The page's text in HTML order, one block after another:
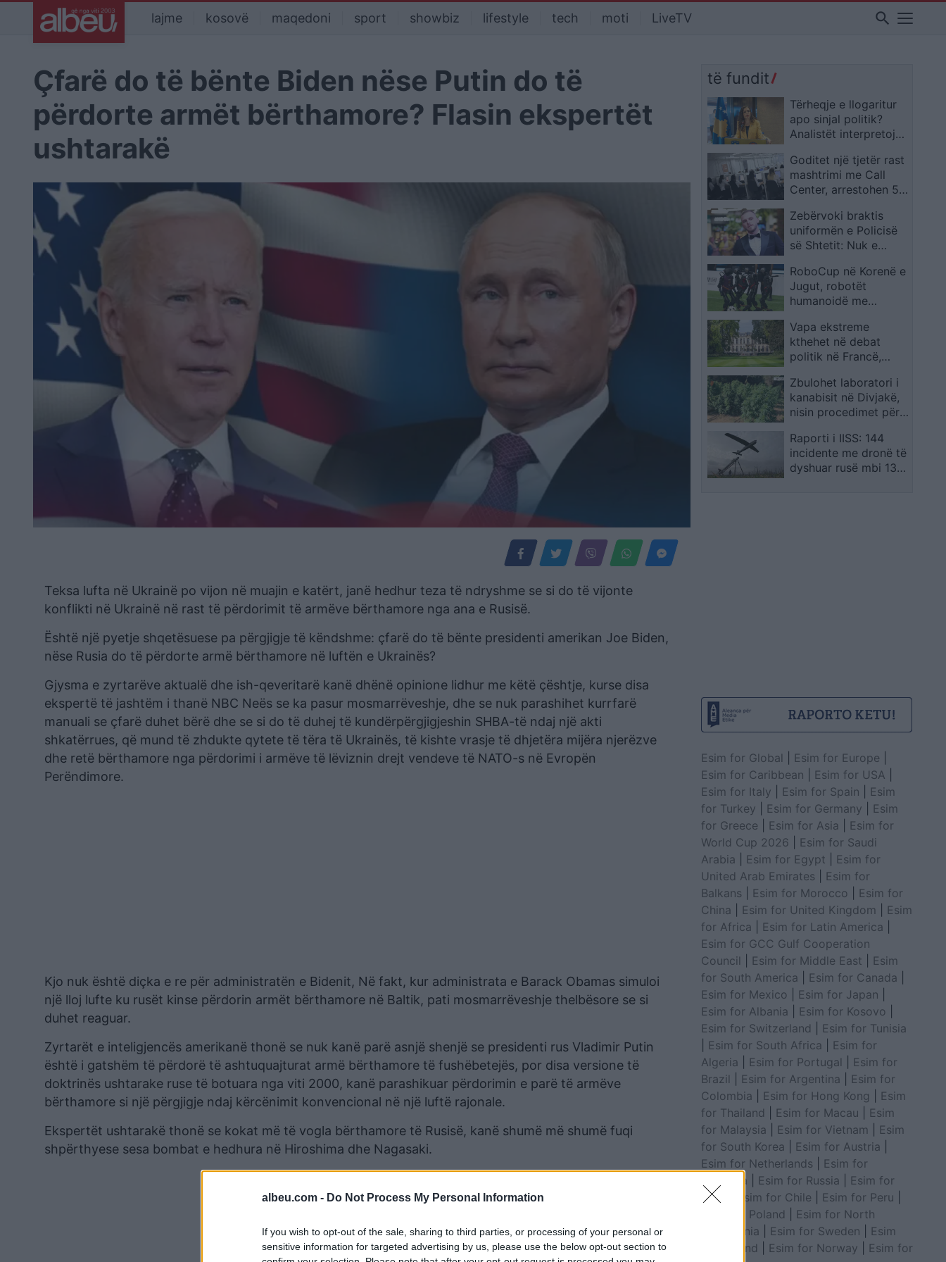
albeu.com - Do Not Process My Personal Information
If you wish to opt-out of the sale, sharing to third parties, or processing of your personal or
sensitive information for targeted advertising by us, please use the below opt-out section to
lajme kosovë maqedoni sport showbiz lifestyle tech moti LiveTV search
Çfarë do të bënte Biden nëse Putin do të
përdorte armët bërthamore? Flasin ekspertët
ushtarakë
Teksa lufta në Ukrainë po vijon në muajin e katërt, janë hedhur teza të ndryshme se si do të vijonte
konflikti në Ukrainë në rast të përdorimit të armëve bërthamore nga ana e Rusisë.
Është një pyetje shqetësuese pa përgjigje të këndshme: çfarë do të bënte presidenti amerikan Joe Biden,
nëse Rusia do të përdorte armë bërthamore në luftën e Ukrainës?
Gjysma e zyrtarëve aktualë dhe ish-qeveritarë kanë dhënë opinione lidhur me këtë çështje, kurse disa
ekspertë të jashtëm i thanë NBC Neës se ka pasur mosmarrëveshje, dhe se nuk parashihet kurrfarë
manuali se çfarë duhet bërë dhe se si do të duhej të kundërpërgjigjeshin SHBA-të ndaj një akti
shkatërrues, që mund të zhdukte qytete të tëra të Ukrainës, të kishte vrasje të dhjetëra mijëra njerëzve
dhe retë bërthamore nga përdorimi i armëve të lëviznin drejt vendeve të NATO-s në Evropën
Perëndimore.
Kjo nuk është diçka e re për administratën e Bidenit, Në fakt, kur administrata e Barack Obamas simuloi
një lloj lufte ku rusët kinse përdorin armët bërthamore në Baltik, pati mosmarrëveshje thelbësore se si
duhet reaguar.
Zyrtarët e inteligjencës amerikanë thonë se nuk kanë parë asnjë shenjë se presidenti rus Vladimir Putin
është i gatshëm të përdorë të ashtuquajturat armë bërthamore të fushëbetejës, por disa versione të
doktrinës ushtarake ruse të botuara nga viti 2000, kanë parashikuar përdorimin e parë të armëve
bërthamore si një përgjigje ndaj kërcënimit konvencional në një luftë rajonale.
Ekspertët ushtarakë thonë se kokat më të vogla bërthamore të Rusisë, kanë shumë më shumë fuqi
shpërthyese sesa bombat e hedhura në Hiroshima dhe Nagasaki.
të fundit
Tërheqje e llogaritur
apo sinjal politik?
Analistët interpretojnë
dhe mesazhin që ajo
përcjell
Goditet një tjetër rast
mashtrimi me Call
Center, arrestohen 5
mbi 15 të tjerë
Zebërvoki braktis
uniformën e Policisë
së Shtetit: Nuk e
fushatë, policia që
nuk duam, të hënën
unë dorëzoj kërkesën
RoboCup në Korenë e
Jugut, robotët
humanoidë me
hyjnë në lojë me
synimin për të sfiduar
kampionët e FIFA-s
Vapa ekstreme
kthehet në debat
politik në Francë,
mocion mosbesimi
Zbulohet laboratori i
kanabisit në Divjakë,
nisin procedimet për
ndaj zyrtarëve
Raporti i IISS: 144
incidente me dronë të
dyshuar rusë mbi 13
Esim for Global Esim for Europe
Esim for Caribbean
Esim for USA
Esim for Italy
Esim for Spain
Esim
for Turkey
Esim for Germany
Esim
for Greece
Esim for Asia
Esim for
World Cup 2026
Esim for Saudi
Arabia
Esim for Egypt
Esim for
United Arab Emirates
Esim for
Balkans
Esim for Morocco
Esim for
China
Esim for United Kingdom
Esim
for Africa
Esim for Latin America
Esim for GCC Gulf Cooperation
Council
Esim for Middle East
Esim
for South America
Esim for Canada
Esim for Mexico
Esim for Japan
Esim for Albania
Esim for Kosovo
Esim for Switzerland
Esim for Tunisia
Esim for South Africa
Esim for
Algeria
Esim for Portugal
Esim for
Brazil
Esim for Argentina
Esim for
Colombia
Esim for Hong Kong
Esim
for Thailand
Esim for Macau
Esim
for Malaysia
Esim for Vietnam
Esim
for South Korea
Esim for Austria
Esim for Netherlands
Esim for
Australia
Esim for Russia
Esim for
India
Esim for Chile Esim for Peru
Esim for Poland
Esim for North
Macedonia
Esim for Sweden
Esim
for Finland
Esim for Norway
Esim for